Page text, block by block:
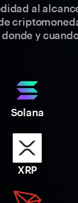
al
y
Solana
XRP